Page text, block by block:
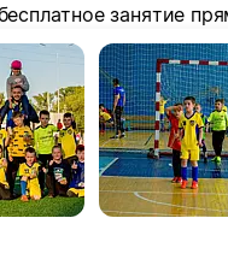
занятие